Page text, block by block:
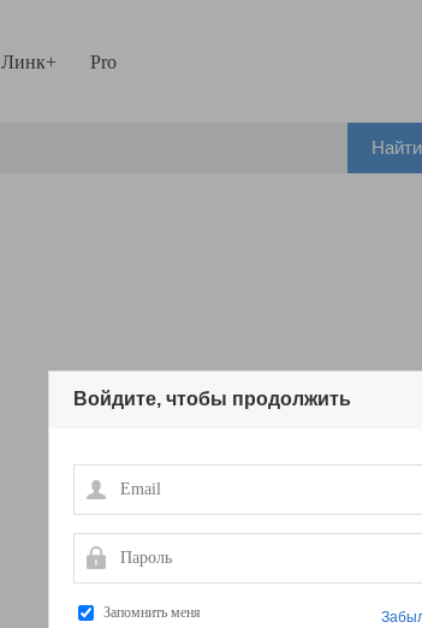
Линк+ Pro
Войдите, чтобы продолжить
Email
Пароль
Запомнить меня